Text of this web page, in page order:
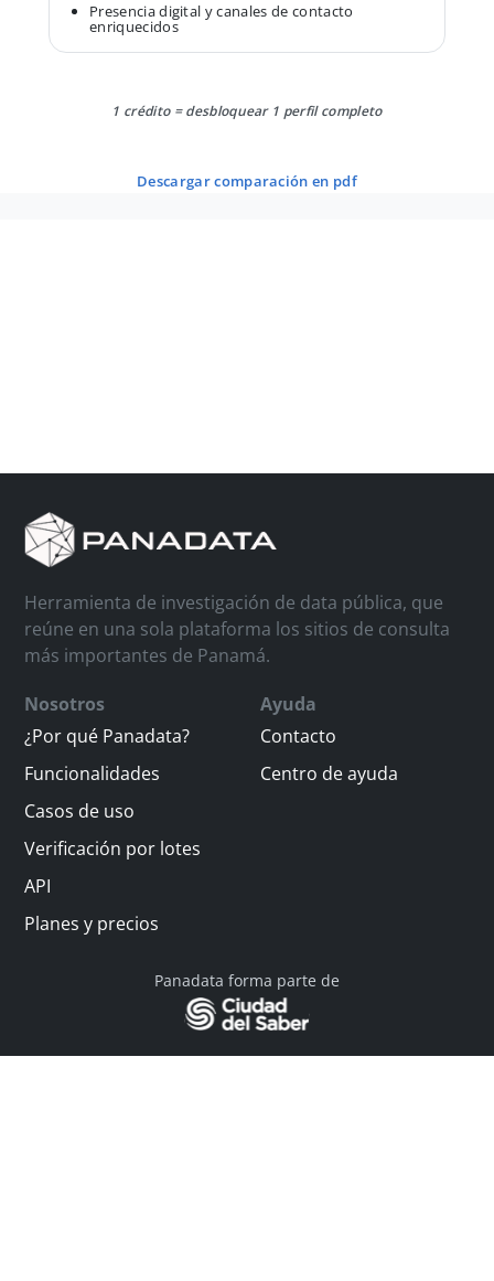
Presencia digital y canales de contacto
enriquecidos
1 crédito = desbloquear 1 perfil completo
descargar comparación en pdf
Herramienta de investigación de data pública, que
reúne en una sola plataforma los sitios de consulta
más importantes de Panamá.
Nosotros
¿Por qué Panadata?
Funcionalidades
Casos de uso
Verificación por lotes
API
Planes y precios
Ayuda
Contacto
Centro de ayuda
Panadata forma parte de